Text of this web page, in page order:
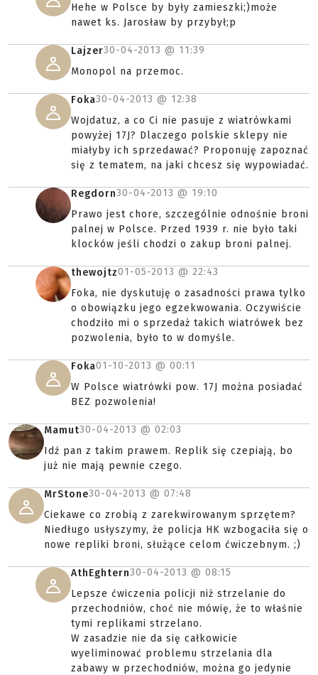
Hehe w Polsce by były zamieszki;)może
nawet ks. Jarosław by przybył;p
Lajzer30-04-2013 @ 11:39
Monopol na przemoc.
Foka30-04-2013 @ 12:38
Wojdatuz, a co Ci nie pasuje z wiatrówkami
powyżej 17J? Dlaczego polskie sklepy nie
miałyby ich sprzedawać? Proponuję zapoznać
się z tematem, na jaki chcesz się wypowiadać.
Regdorn30-04-2013 @ 19:10
Prawo jest chore, szczególnie odnośnie broni
palnej w Polsce. Przed 1939 r. nie było taki
klocków jeśli chodzi o zakup broni palnej.
thewojtz01-05-2013 @ 22:43
Foka, nie dyskutuję o zasadności prawa tylko
o obowiązku jego egzekwowania. Oczywiście
chodziło mi o sprzedaż takich wiatrówek bez
pozwolenia, było to w domyśle.
Foka01-10-2013 @ 00:11
W Polsce wiatrówki pow. 17J można posiadać
BEZ pozwolenia!
Mamut30-04-2013 @ 02:03
Idź pan z takim prawem. Replik się czepiają, bo
już nie mają pewnie czego.
MrStone30-04-2013 @ 07:48
Ciekawe co zrobią z zarekwirowanym sprzętem?
Niedługo usłyszymy, że policja HK wzbogaciła się o
nowe repliki broni, służące celom ćwiczebnym. ;)
AthEghtern30-04-2013 @ 08:15
Lepsze ćwiczenia policji niż strzelanie do
przechodniów, choć nie mówię, że to właśnie
tymi replikami strzelano.
W zasadzie nie da się całkowicie
wyeliminować problemu strzelania dla
zabawy w przechodniów, można go jedynie